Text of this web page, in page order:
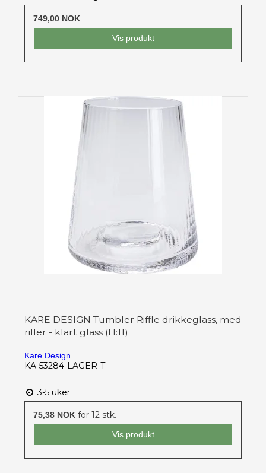
749,00 NOK
Vis produkt
KARE DESIGN Tumbler Riffle drikkeglass, med
riller - klart glass (H:11)
Kare Design
KA-53284-LAGER-T
3-5 uker
75,38 NOK for 12 stk.
Vis produkt